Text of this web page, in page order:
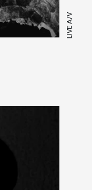
LIVE A/V